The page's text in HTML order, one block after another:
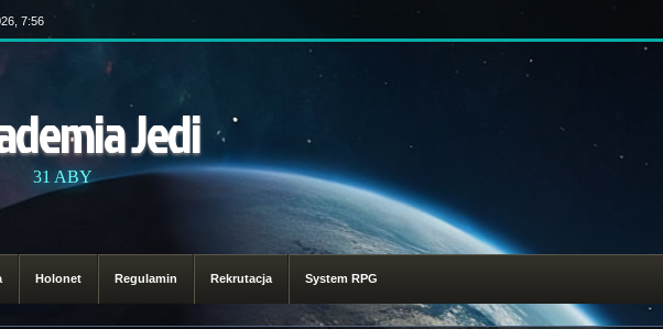
7:56
Jedi
31 ABY
Holonet Regulamin Rekrutacja System RPG